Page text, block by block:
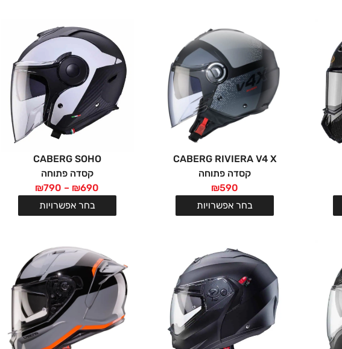
CABERG RIVIERA V4 X
קסדה פתוחה
₪590
בחר אפשרויות
CABERG SOHO
קסדה פתוחה
₪690
–
₪790
בחר אפשרויות